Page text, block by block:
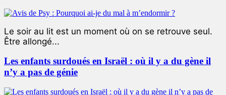
Le soir au lit est un moment où on se retrouve seul.
Être allongé...
Les enfants surdoués en Israël : où il y a du gène il
n’y a pas de génie